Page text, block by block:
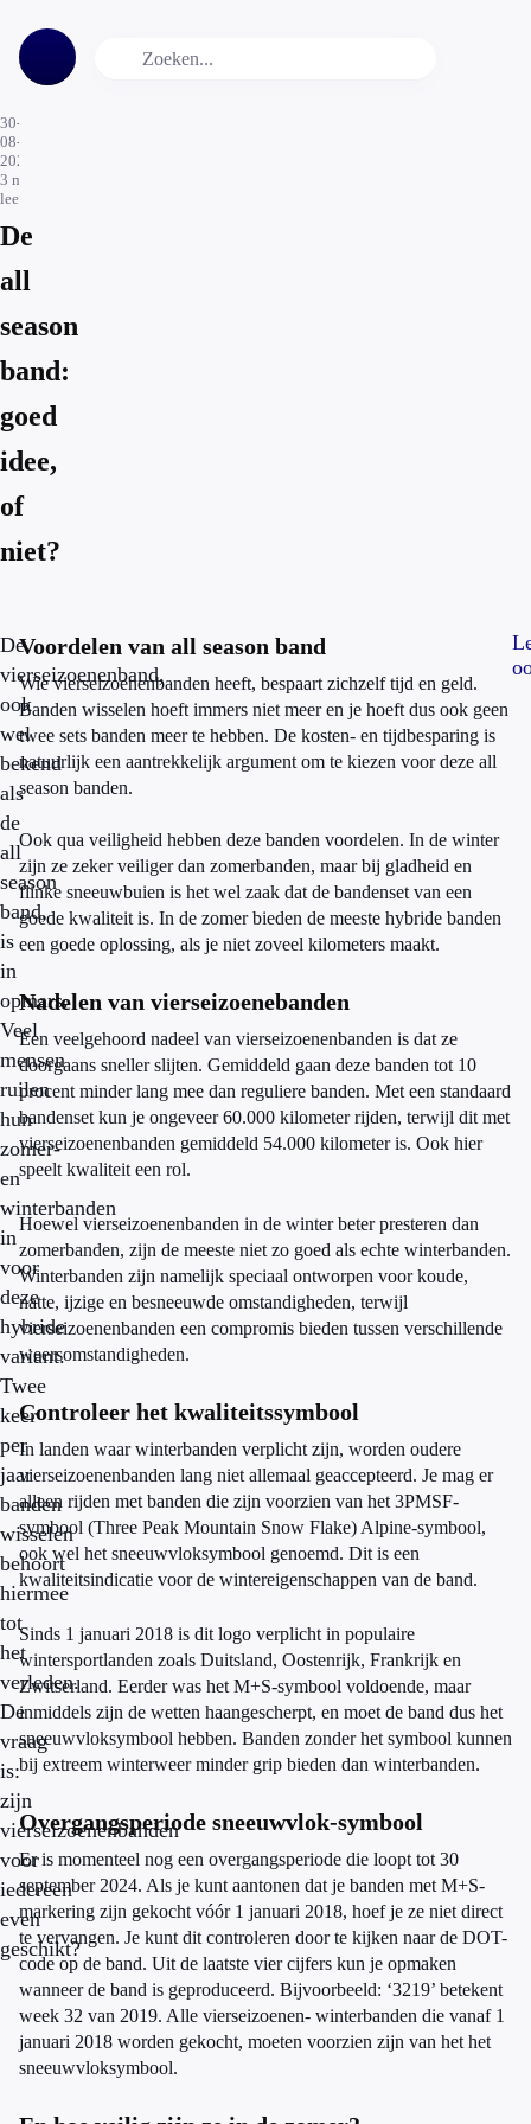
30-
08-
2023
3 min.
leestijd
De
all
season
band:
goed
idee,
of
niet?
De
vierseizoenenband,
ook
wel
bekend
als
de
all
season
band,
is
in
opmars.
Veel
mensen
ruilen
hun
zomer-
en
winterbanden
in
voor
deze
hybride
variant.
Twee
keer
per
jaar
banden
wisselen
behoort
hiermee
tot
het
verleden.
De
vraag
is:
zijn
vierseizoenenbanden
voor
iedereen
even
geschikt?
Voordelen van all season band
Wie vierseizoenenbanden heeft, bespaart zichzelf tijd en geld.
Banden wisselen hoeft immers niet meer en je hoeft dus ook geen
twee sets banden meer te hebben. De kosten- en tijdbesparing is
natuurlijk een aantrekkelijk argument om te kiezen voor deze all
season banden.
Ook qua veiligheid hebben deze banden voordelen. In de winter
zijn ze zeker veiliger dan zomerbanden, maar bij gladheid en
flinke sneeuwbuien is het wel zaak dat de bandenset van een
goede kwaliteit is. In de zomer bieden de meeste hybride banden
een goede oplossing, als je niet zoveel kilometers maakt.
Nadelen van vierseizoenebanden
Een veelgehoord nadeel van vierseizoenenbanden is dat ze
doorgaans sneller slijten. Gemiddeld gaan deze banden tot 10
procent minder lang mee dan reguliere banden. Met een standaard
bandenset kun je ongeveer 60.000 kilometer rijden, terwijl dit met
vierseizoenenbanden gemiddeld 54.000 kilometer is. Ook hier
speelt kwaliteit een rol.
Hoewel vierseizoenenbanden in de winter beter presteren dan
zomerbanden, zijn de meeste niet zo goed als echte winterbanden.
Winterbanden zijn namelijk speciaal ontworpen voor koude,
natte, ijzige en besneeuwde omstandigheden, terwijl
vierseizoenenbanden een compromis bieden tussen verschillende
weersomstandigheden.
Controleer het kwaliteitssymbool
In landen waar winterbanden verplicht zijn, worden oudere
vierseizoenenbanden lang niet allemaal geaccepteerd. Je mag er
alleen rijden met banden die zijn voorzien van het 3PMSF-
symbool (Three Peak Mountain Snow Flake) Alpine-symbool,
ook wel het sneeuwvloksymbool genoemd. Dit is een
kwaliteitsindicatie voor de wintereigenschappen van de band.
Sinds 1 januari 2018 is dit logo verplicht in populaire
wintersportlanden zoals Duitsland, Oostenrijk, Frankrijk en
Zwitserland. Eerder was het M+S-symbool voldoende, maar
inmiddels zijn de wetten haangescherpt, en moet de band dus het
sneeuwvloksymbool hebben. Banden zonder het symbool kunnen
bij extreem winterweer minder grip bieden dan winterbanden.
Overgangsperiode sneeuwvlok-symbool
Er is momenteel nog een overgangsperiode die loopt tot 30
september 2024. Als je kunt aantonen dat je banden met M+S-
markering zijn gekocht vóór 1 januari 2018, hoef je ze niet direct
te vervangen. Je kunt dit controleren door te kijken naar de DOT-
code op de band. Uit de laatste vier cijfers kun je opmaken
wanneer de band is geproduceerd. Bijvoorbeeld: ‘3219’ betekent
week 32 van 2019. Alle vierseizoenen- winterbanden die vanaf 1
januari 2018 worden gekocht, moeten voorzien zijn van het het
sneeuwvloksymbool.